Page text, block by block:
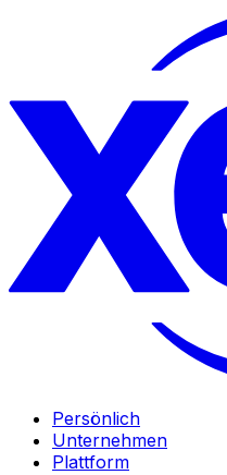
Persönlich
Unternehmen
Plattform